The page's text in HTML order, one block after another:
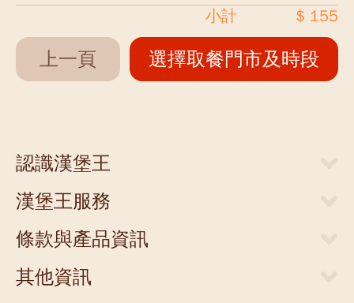
小計 $ 155
上一頁 選擇取餐門市及時段
認識漢堡王
關於漢堡王
新聞中心
人才招募
聯絡我們
漢堡王服務
當期優惠券
外送服務
門市清單
條款與產品資訊
網站隱私權聲明
食物營養成分參考表
其他資訊